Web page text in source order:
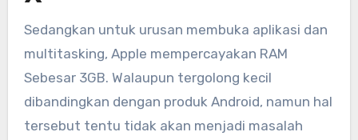
Sedangkan untuk urusan membuka aplikasi dan
multitasking, Apple mempercayakan RAM
Sebesar 3GB. Walaupun tergolong kecil
dibandingkan dengan produk Android, namun hal
tersebut tentu tidak akan menjadi masalah